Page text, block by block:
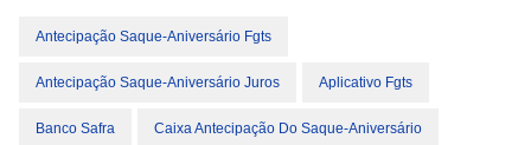
Antecipação Saque-Aniversário Fgts
Antecipação Saque-Aniversário Juros Aplicativo Fgts
Banco Safra Caixa Antecipação Do Saque-Aniversário